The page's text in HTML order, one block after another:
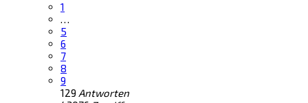
1
…
5
6
7
8
9
129 Antworten